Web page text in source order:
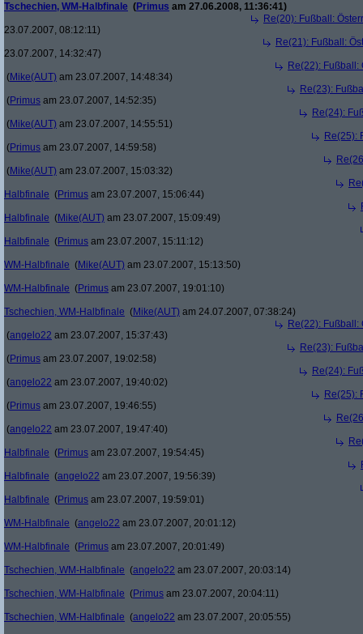
Tschechien, WM-Halbfinale (Primus am 27.06.2008, 11:36:41)
Re(20): Fußball:
23.07.2007, 08:12:11)
Re(21): Fußball:
23.07.2007, 14:32:47)
Re(22): Fußball:
(Mike(AUT) am 23.07.2007, 14:48:34)
Re(23):
(Primus am 23.07.2007, 14:52:35)
Re(24):
(Mike(AUT) am 23.07.2007, 14:55:51)
Re(25):
(Primus am 23.07.2007, 14:59:58)
(Mike(AUT) am 23.07.2007, 15:03:32)
Halbfinale (Primus am 23.07.2007, 15:06:44)
Halbfinale (Mike(AUT) am 23.07.2007, 15:09:49)
Halbfinale (Primus am 23.07.2007, 15:11:12)
WM-Halbfinale (Mike(AUT) am 23.07.2007, 15:13:50)
WM-Halbfinale (Primus am 23.07.2007, 19:01:10)
Tschechien, WM-Halbfinale (Mike(AUT) am 24.07.2007, 07:38:24)
Re(22): Fußball:
(angelo22 am 23.07.2007, 15:37:43)
Re(23):
(Primus am 23.07.2007, 19:02:58)
Re(24):
(angelo22 am 23.07.2007, 19:40:02)
Re(25):
(Primus am 23.07.2007, 19:46:55)
(angelo22 am 23.07.2007, 19:47:40)
Halbfinale (Primus am 23.07.2007, 19:54:45)
Halbfinale (angelo22 am 23.07.2007, 19:56:39)
Halbfinale (Primus am 23.07.2007, 19:59:01)
WM-Halbfinale (angelo22 am 23.07.2007, 20:01:12)
WM-Halbfinale (Primus am 23.07.2007, 20:01:49)
Tschechien, WM-Halbfinale (angelo22 am 23.07.2007, 20:03:14)
Tschechien, WM-Halbfinale (Primus am 23.07.2007, 20:04:11)
Tschechien, WM-Halbfinale (angelo22 am 23.07.2007, 20:05:55)